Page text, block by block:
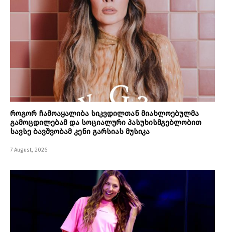
როგორ ჩამოაყალიბა სიკვდილთან მიახლოებულმა
გამოცდილებამ და სოციალური პასუხისმგებლობით
სავსე ბავშვობამ კენი გარსიას მუსიკა
7 August, 2026